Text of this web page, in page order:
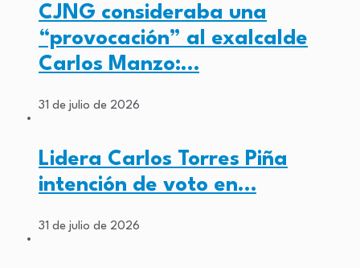
CJNG consideraba una
“provocación” al exalcalde
Carlos Manzo:…
31 de julio de 2026
Lidera Carlos Torres Piña
intención de voto en…
31 de julio de 2026